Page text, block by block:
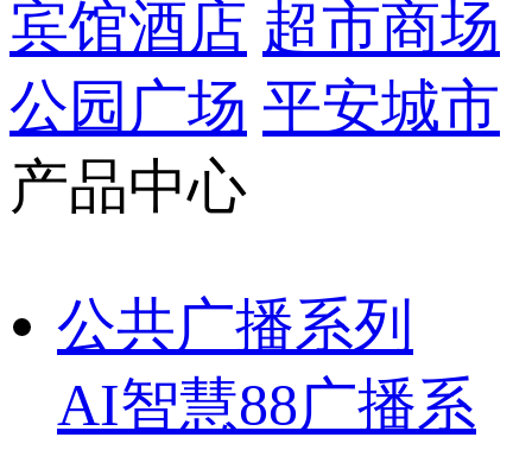
宾馆酒店 超市商场
公园广场 平安城市
产品中心
公共广播系列
AI智慧88广播系